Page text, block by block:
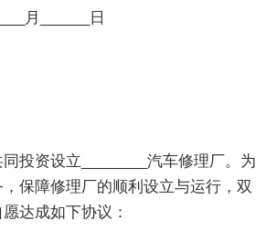
月______日
投资设立________汽车修理厂。为
保障修理厂的顺利设立与运行，双
达成如下协议：